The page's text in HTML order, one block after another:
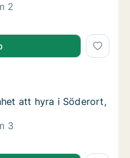
2
att hyra i Söderort,
att hyra i Söderort,
i Söderort,
att hyra i Söderort,
att hyra i Söderort,
3
att hyra i Söderort,